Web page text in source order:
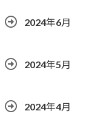
2024年6月
2024年5月
2024年4月